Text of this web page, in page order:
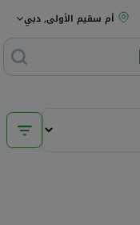
أم سقيم الأولى, دبي